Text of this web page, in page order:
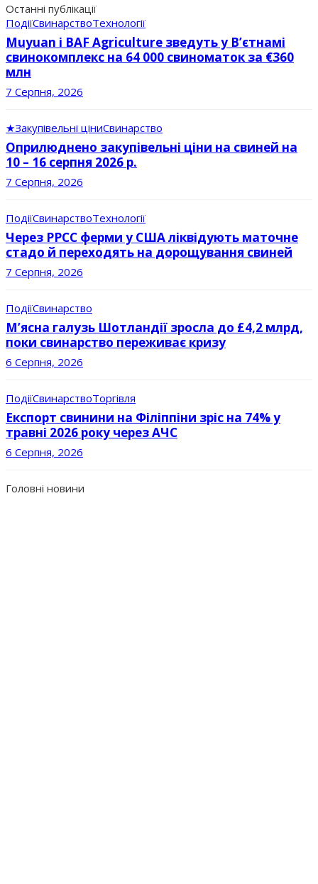
Останні публікації
ПодіїСвинарствоТехнології
Muyuan і BAF Agriculture зведуть у В’єтнамі
свинокомплекс на 64 000 свиноматок за €360
млн
7 Серпня, 2026
★Закупівельні ціниСвинарство
Оприлюднено закупівельні ціни на свиней на
10 – 16 серпня 2026 р.
7 Серпня, 2026
ПодіїСвинарствоТехнології
Через РРСС ферми у США ліквідують маточне
стадо й переходять на дорощування свиней
7 Серпня, 2026
ПодіїСвинарство
М’ясна галузь Шотландії зросла до £4,2 млрд,
поки свинарство переживає кризу
6 Серпня, 2026
ПодіїСвинарствоТоргівля
Експорт свинини на Філіппіни зріс на 74% у
травні 2026 року через АЧС
6 Серпня, 2026
Головні новини